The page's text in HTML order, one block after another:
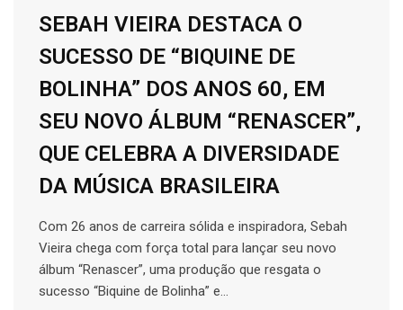
SEBAH VIEIRA DESTACA O
SUCESSO DE “BIQUINE DE
BOLINHA” DOS ANOS 60, EM
SEU NOVO ÁLBUM “RENASCER”,
QUE CELEBRA A DIVERSIDADE
DA MÚSICA BRASILEIRA
Com 26 anos de carreira sólida e inspiradora, Sebah
Vieira chega com força total para lançar seu novo
álbum “Renascer”, uma produção que resgata o
sucesso “Biquine de Bolinha” e…